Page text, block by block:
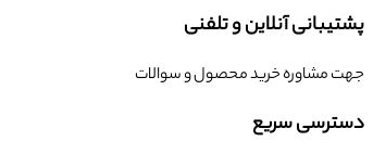
پشتیبانی آنلاین و تلفنی
جهت مشاوره خرید محصول و سوالات
دسترسی سریع